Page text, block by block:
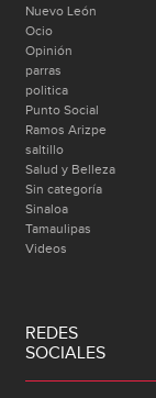
Nuevo León
Ocio
Opinión
parras
politica
Punto Social
Ramos Arizpe
saltillo
Salud y Belleza
Sin categoría
Sinaloa
Tamaulipas
Videos
REDES
SOCIALES